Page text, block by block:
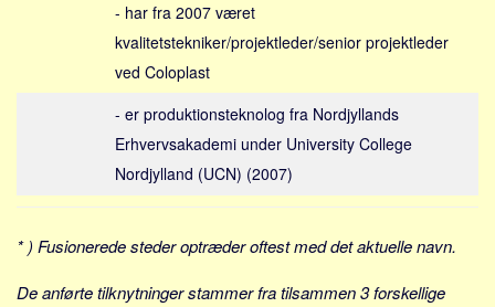
Bolig
Job
- har fra 2007 været
kvalitetstekniker/projektleder/senior projektleder
ved Coloplast
- er produktionsteknolog fra Nordjyllands
Erhvervsakademi under University College
Nordjylland (UCN) (2007)
* ) Fusionerede steder optræder oftest med det aktuelle navn.
De anførte tilknytninger stammer fra tilsammen 3 forskellige